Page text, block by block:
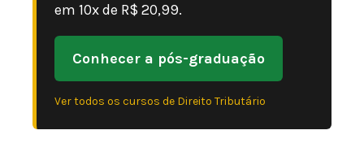
em 10x de R$ 20,99.
Conhecer a pós-graduação
Ver todos os cursos de Direito Tributário